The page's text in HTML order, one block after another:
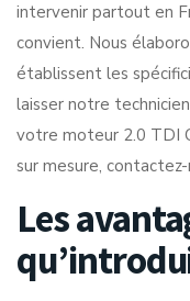
intervenir partout en
convient. Nous
établissent les
laisser notre
votre moteur 2.0 TDI
sur mesure, contactez-
Les